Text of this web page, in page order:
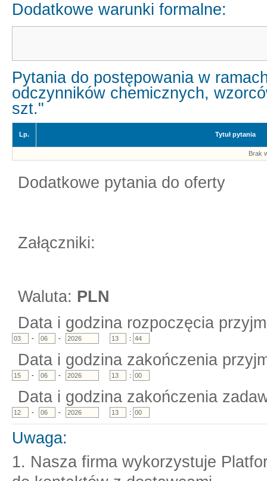
Dodatkowe warunki formalne:
Pytania do postępowania w
odczynników chemicznych,
szt."
Lp. Tytuł pytania
Brak
Dodatkowe pytania do oferty
Załączniki:
Waluta: PLN
Data i godzina rozpoczęcia
- - :
Data i godzina zakończenia
- - :
Data i godzina zakończenia
- - :
Uwaga:
1. Nasza firma wykorzystuje